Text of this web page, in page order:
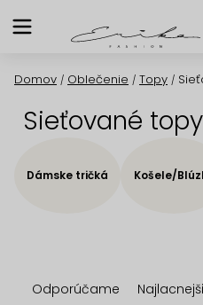
na
Domov / Oblečenie / Topy /
Sieťované topy
Dámske tričká Košele/
aOdporúčame